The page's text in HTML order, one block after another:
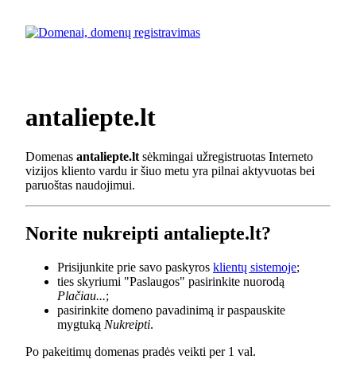
antaliepte.lt
Domenas antaliepte.lt sėkmingai užregistruotas Interneto
vizijos kliento vardu ir šiuo metu yra pilnai aktyvuotas bei
paruoštas naudojimui.
Norite nukreipti antaliepte.lt?
Prisijunkite prie savo paskyros klientų sistemoje;
ties skyriumi "Paslaugos" pasirinkite nuorodą
Plačiau...;
pasirinkite domeno pavadinimą ir paspauskite
mygtuką Nukreipti.
Po pakeitimų domenas pradės veikti per 1 val.